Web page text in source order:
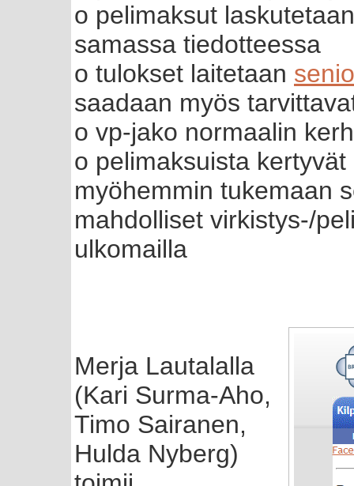
o pelimaksut
samassa tiedotteessa
o tulokset laitetaan
saadaan myös
o vp-jako normaalin
o pelimaksuista
myöhemmin tukemaan
mahdolliset virkistys-/
ulkomailla
Merja Lautalalla
(Kari Surma-Aho,
Timo Sairanen,
Hulda Nyberg)